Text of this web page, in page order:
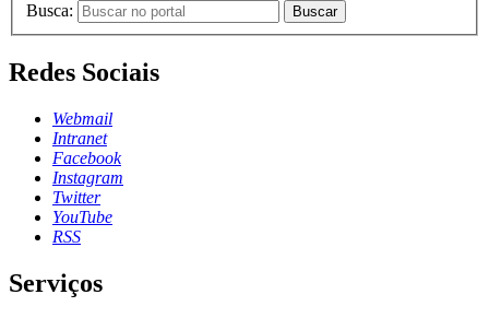
Busca: Buscar
Redes Sociais
Webmail
Intranet
Facebook
Instagram
Twitter
YouTube
RSS
Serviços